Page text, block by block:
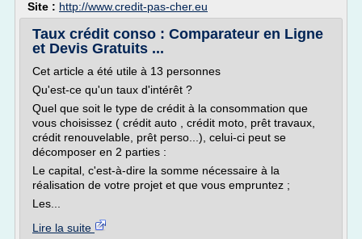
Site : http://www.credit-pas-cher.eu
Taux crédit conso : Comparateur en Ligne
et Devis Gratuits ...
Cet article a été utile à 13 personnes
Qu'est-ce qu'un taux d'intérêt ?
Quel que soit le type de crédit à la consommation que
vous choisissez ( crédit auto , crédit moto, prêt travaux,
crédit renouvelable, prêt perso...), celui-ci peut se
décomposer en 2 parties :
Le capital, c'est-à-dire la somme nécessaire à la
réalisation de votre projet et que vous empruntez ;
Les...
Lire la suite